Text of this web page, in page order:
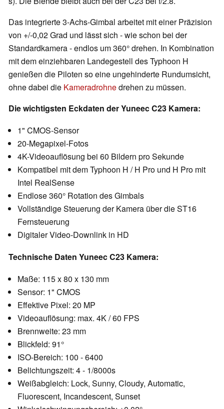
Das integrierte 3-Achs-Gimbal arbeitet mit einer Präzision
von +/-0,02 Grad und lässt sich - wie schon bei der
Standardkamera - endlos um 360° drehen. In Kombination
mit dem einziehbaren Landegestell des Typhoon H
genießen die Piloten so eine ungehinderte Rundumsicht,
ohne dabei die Kameradrohnedrehen zu müssen.
Die wichtigsten Eckdaten der Yuneec C23 Kamera:
1" CMOS-Sensor
20-Megapixel-Fotos
4K-Videoauflösung bei 60 Bildern pro Sekunde
Kompatibel mit dem Typhoon H / H Pro und H Pro mit
Intel RealSense
Endlose 360° Rotation des Gimbals
Vollständige Steuerung der Kamera über die ST16
Fernsteuerung
Digitaler Video-Downlink in HD
Technische Daten Yuneec C23 Kamera:
Maße: 115 x 80 x 130 mm
Sensor: 1" CMOS
Effektive Pixel: 20 MP
Videoauflösung: max. 4K / 60 FPS
Brennweite: 23 mm
Blickfeld: 91°
ISO-Bereich: 100 - 6400
Belichtungszeit: 4 - 1/8000s
Weißabgleich: Lock, Sunny, Cloudy, Automatic,
Fluorescent, Incandescent, Sunset